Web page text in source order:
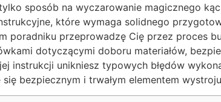
sposób na wyczarowanie magicznego
które wymaga solidnego
poradniku przeprowadzę Cię przez proces
dotyczącymi doboru materiałów,
instrukcji unikniesz typowych błędów
bezpiecznym i trwałym elementem